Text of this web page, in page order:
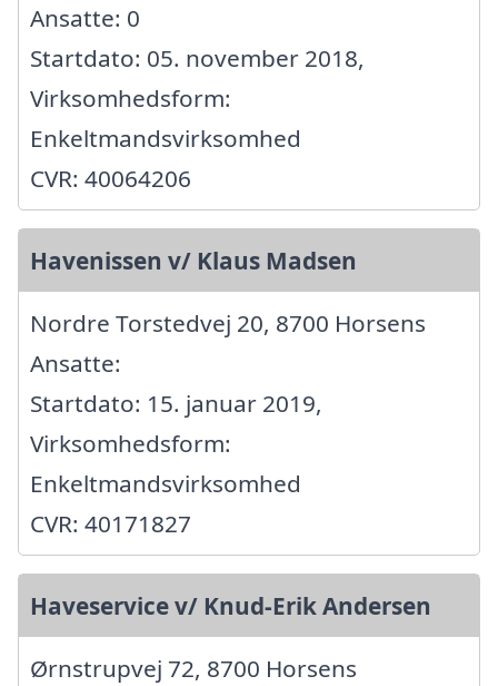
Ansatte: 0
Startdato: 05. november 2018,
Virksomhedsform:
Enkeltmandsvirksomhed
CVR: 40064206
Havenissen v/ Klaus Madsen
Nordre Torstedvej 20, 8700 Horsens
Ansatte:
Startdato: 15. januar 2019,
Virksomhedsform:
Enkeltmandsvirksomhed
CVR: 40171827
Haveservice v/ Knud-Erik Andersen
Ørnstrupvej 72, 8700 Horsens